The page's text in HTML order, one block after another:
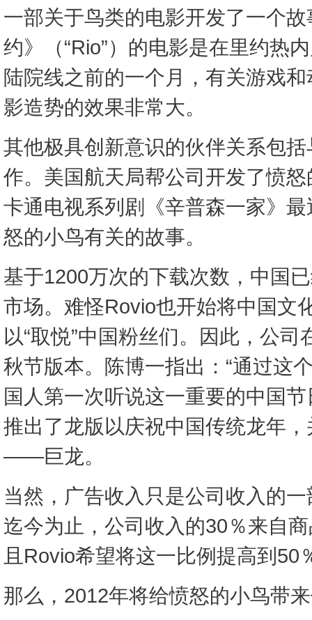
一部关于鸟类的电影开发了一个
约》（“Rio”）的电影是在里约热
陆院线之前的一个月，有关游戏
影造势的效果非常大。
其他极具创新意识的伙伴关系包
作。美国航天局帮公司开发了愤
卡通电视系列剧《辛普森一家》
怒的小鸟有关的故事。
基于1200万次的下载次数，中国
市场。难怪Rovio也开始将中国文
以“取悦”中国粉丝们。因此，公
秋节版本。陈博一指出：“通过这
国人第一次听说这一重要的中国
推出了龙版以庆祝中国传统龙年
——巨龙。
当然，广告收入只是公司收入的
迄今为止，公司收入的30％来自
且Rovio希望将这一比例提高到50
那么，2012年将给愤怒的小鸟带